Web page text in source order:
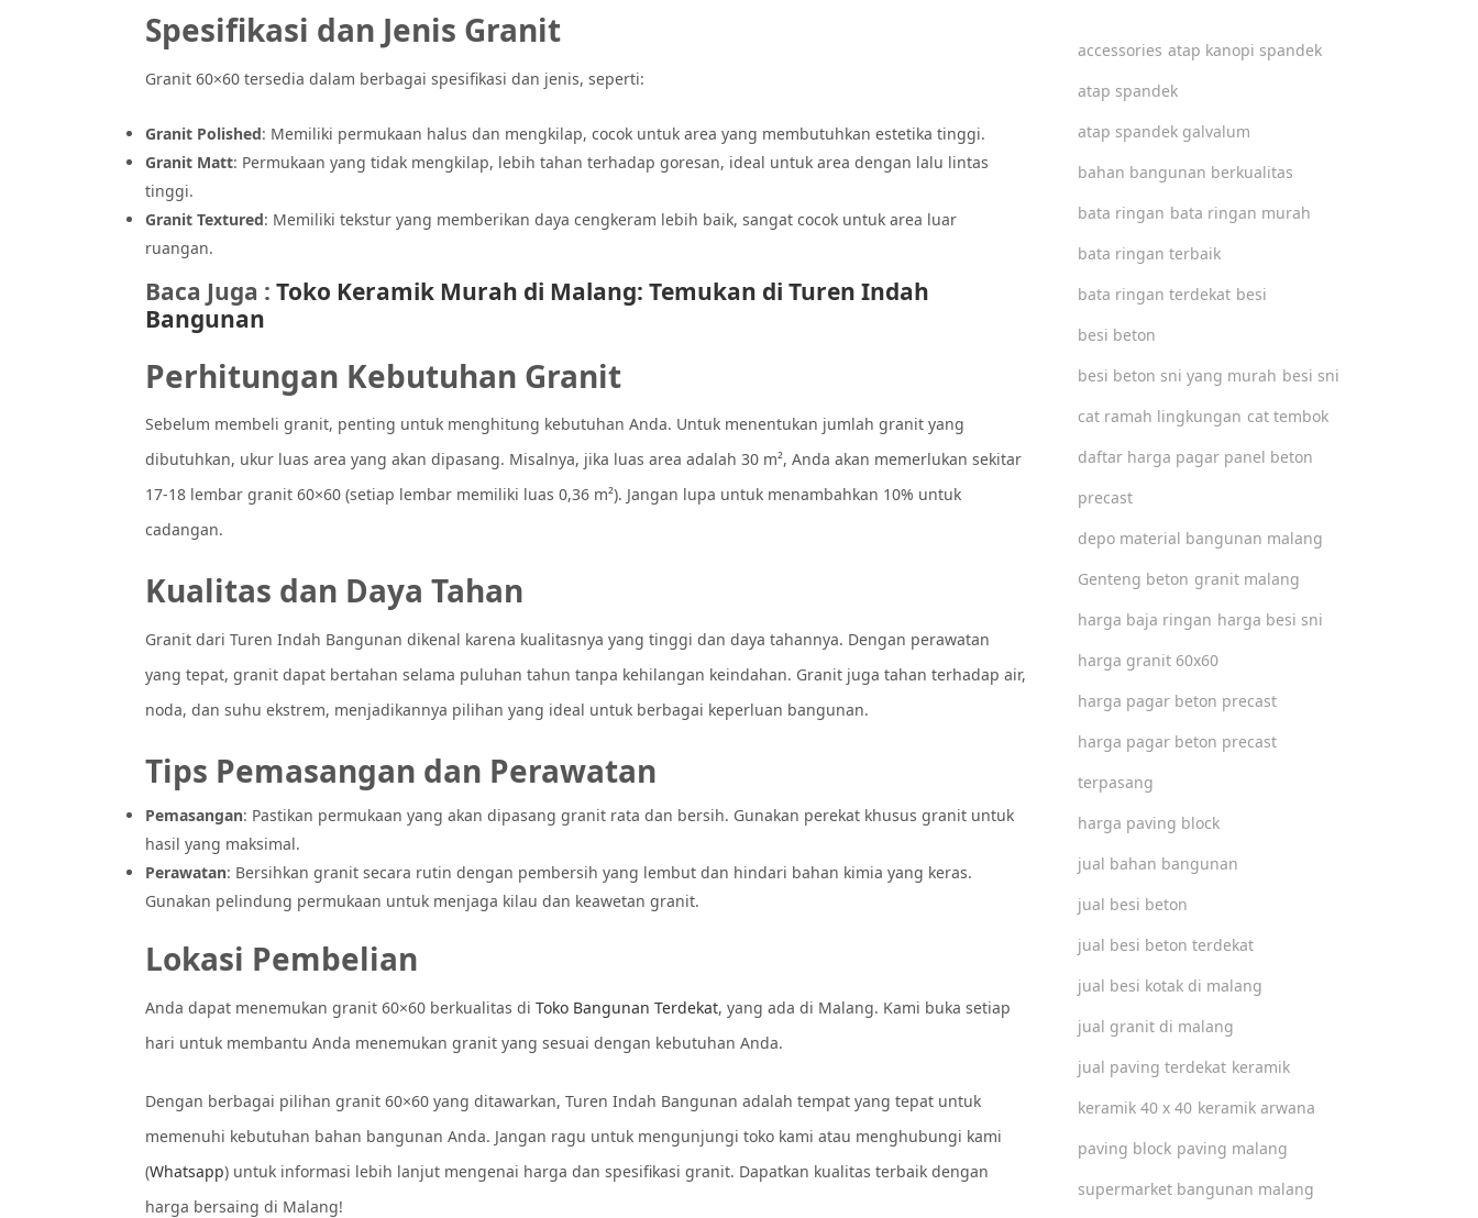
accessories atap kanopi spandek
atap spandek
atap spandek galvalum
bahan bangunan berkualitas
bata ringan bata ringan murah
bata ringan terbaik
bata ringan terdekat besi
besi beton
besi beton sni yang murah besi sni
cat ramah lingkungan cat tembok
daftar harga pagar panel beton
precast
depo material bangunan malang
Genteng beton granit malang
harga baja ringan harga besi sni
harga granit 60x60
harga pagar beton precast
harga pagar beton precast
terpasang
harga paving block
jual bahan bangunan
jual besi beton
jual besi beton terdekat
jual besi kotak di malang
jual granit di malang
jual paving terdekat keramik
keramik 40 x 40 keramik arwana
paving block paving malang
supermarket bangunan malang
Spesifikasi dan Jenis Granit
Granit 60×60 tersedia dalam berbagai spesifikasi dan jenis, seperti:
Granit Polished: Memiliki permukaan halus dan mengkilap, cocok untuk area yang membutuhkan estetika tinggi.
Granit Matt: Permukaan yang tidak mengkilap, lebih tahan terhadap goresan, ideal untuk area dengan lalu lintas
tinggi.
Granit Textured: Memiliki tekstur yang memberikan daya cengkeram lebih baik, sangat cocok untuk area luar
ruangan.
Baca Juga : Toko Keramik Murah di Malang: Temukan di Turen Indah
Bangunan
Perhitungan Kebutuhan Granit
Sebelum membeli granit, penting untuk menghitung kebutuhan Anda. Untuk menentukan jumlah granit yang
dibutuhkan, ukur luas area yang akan dipasang. Misalnya, jika luas area adalah 30 m², Anda akan memerlukan sekitar
17-18 lembar granit 60×60 (setiap lembar memiliki luas 0,36 m²). Jangan lupa untuk menambahkan 10% untuk
cadangan.
Kualitas dan Daya Tahan
Granit dari Turen Indah Bangunan dikenal karena kualitasnya yang tinggi dan daya tahannya. Dengan perawatan
yang tepat, granit dapat bertahan selama puluhan tahun tanpa kehilangan keindahan. Granit juga tahan terhadap air,
noda, dan suhu ekstrem, menjadikannya pilihan yang ideal untuk berbagai keperluan bangunan.
Tips Pemasangan dan Perawatan
Pemasangan: Pastikan permukaan yang akan dipasang granit rata dan bersih. Gunakan perekat khusus granit untuk
hasil yang maksimal.
Perawatan: Bersihkan granit secara rutin dengan pembersih yang lembut dan hindari bahan kimia yang keras.
Gunakan pelindung permukaan untuk menjaga kilau dan keawetan granit.
Lokasi Pembelian
Anda dapat menemukan granit 60×60 berkualitas di Toko Bangunan Terdekat, yang ada di Malang. Kami buka setiap
hari untuk membantu Anda menemukan granit yang sesuai dengan kebutuhan Anda.
Dengan berbagai pilihan granit 60×60 yang ditawarkan, Turen Indah Bangunan adalah tempat yang tepat untuk
memenuhi kebutuhan bahan bangunan Anda. Jangan ragu untuk mengunjungi toko kami atau menghubungi kami
(Whatsapp) untuk informasi lebih lanjut mengenai harga dan spesifikasi granit. Dapatkan kualitas terbaik dengan
harga bersaing di Malang!